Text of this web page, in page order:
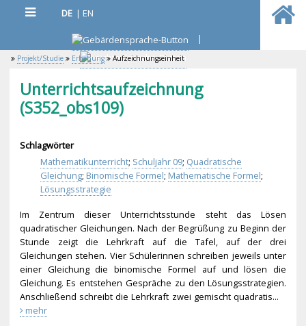
DE | EN
|
Projekt/Studie Erhebung Aufzeichnungseinheit
Unterrichtsaufzeichnung
(S352_obs109)
Schlagwörter
Mathematikunterricht; Schuljahr 09; Quadratische
Gleichung; Binomische Formel; Mathematische Formel;
Lösungsstrategie
Im Zentrum dieser Unterrichtsstunde steht das Lösen
quadratischer Gleichungen. Nach der Begrüßung zu Beginn der
Stunde zeigt die Lehrkraft auf die Tafel, auf der drei
Gleichungen stehen. Vier Schülerinnen schreiben jeweils unter
einer Gleichung die binomische Formel auf und lösen die
Gleichung. Es entstehen Gespräche zu den Lösungsstrategien.
Anschließend schreibt die Lehrkraft zwei gemischt quadratis...
mehr